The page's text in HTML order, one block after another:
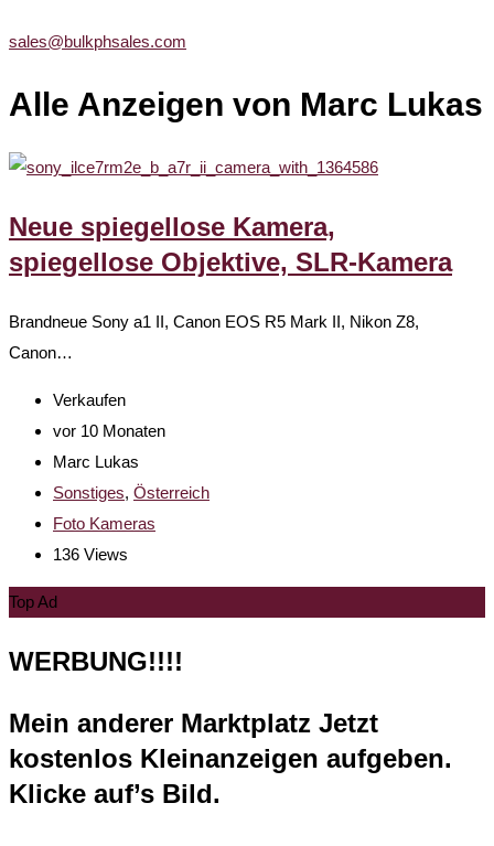
sales@bulkphsales.com
Alle Anzeigen von Marc Lukas
Neue spiegellose Kamera,
spiegellose Objektive, SLR-Kamera
Brandneue Sony a1 II, Canon EOS R5 Mark II, Nikon Z8,
Canon…
Verkaufen
vor 10 Monaten
Marc Lukas
Sonstiges, Österreich
Foto Kameras
136 Views
Top Ad
WERBUNG!!!!
Mein anderer Marktplatz Jetzt
kostenlos Kleinanzeigen aufgeben.
Klicke auf’s Bild.